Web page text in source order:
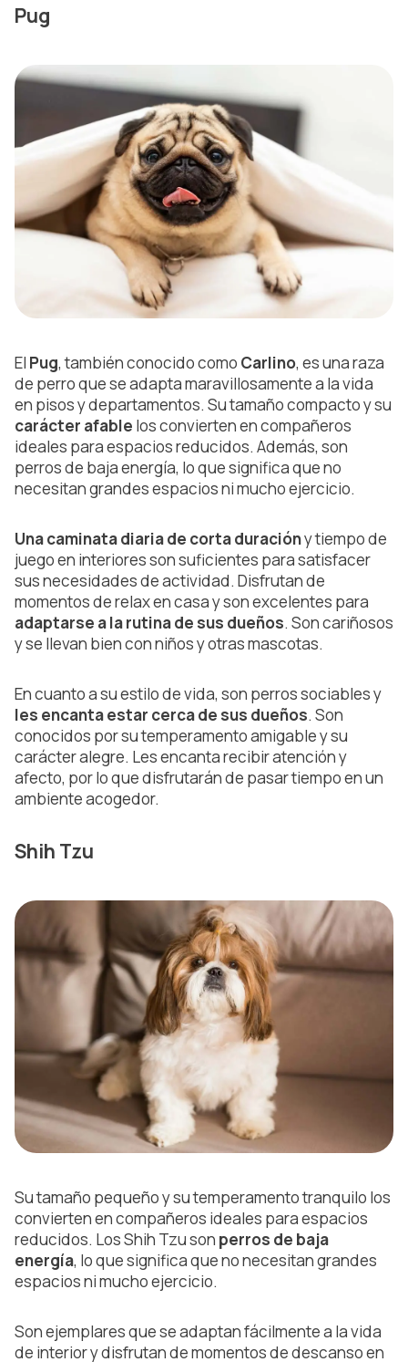
Pug
El Pug, también conocido como Carlino, es una raza
de perro que se adapta maravillosamente a la vida
en pisos y departamentos. Su tamaño compacto y su
carácter afable los convierten en compañeros
ideales para espacios reducidos. Además, son
perros de baja energía, lo que significa que no
necesitan grandes espacios ni mucho ejercicio.
Una caminata diaria de corta duracióny tiempo de
juego en interiores son suficientes para satisfacer
sus necesidades de actividad. Disfrutan de
momentos de relax en casa y son excelentes para
adaptarse a la rutina de sus dueños. Son cariñosos
y se llevan bien con niños y otras mascotas.
En cuanto a su estilo de vida, son perros sociables y
les encanta estar cerca de sus dueños. Son
conocidos por su temperamento amigable y su
carácter alegre. Les encanta recibir atención y
afecto, por lo que disfrutarán de pasar tiempo en un
ambiente acogedor.
Shih Tzu
Su tamaño pequeño y su temperamento tranquilo los
convierten en compañeros ideales para espacios
reducidos. Los Shih Tzu son perros de baja
energía, lo que significa que no necesitan grandes
espacios ni mucho ejercicio.
Son ejemplares que se adaptan fácilmente a la vida
de interior y disfrutan de momentos de descanso en